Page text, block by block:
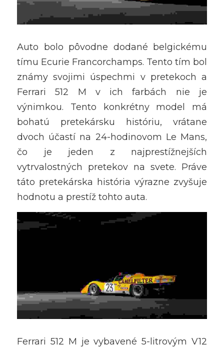
Auto bolo pôvodne dodané belgickému
tímu Ecurie Francorchamps. Tento tím bol
známy svojimi úspechmi v pretekoch a
Ferrari 512 M v ich farbách nie je
výnimkou. Tento konkrétny model má
bohatú pretekársku históriu, vrátane
dvoch účastí na 24-hodinovom Le Mans,
čo je jeden z najprestížnejších
vytrvalostných pretekov na svete. Práve
táto pretekárska história výrazne zvyšuje
hodnotu a prestíž tohto auta.
Ferrari 512 M je vybavené 5-litrovým V12